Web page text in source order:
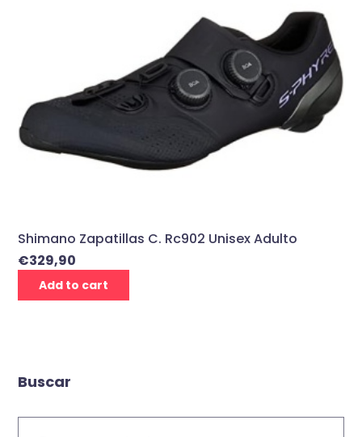
Shimano Zapatillas C. Rc902 Unisex Adulto
€329,90
Add to cart
Buscar